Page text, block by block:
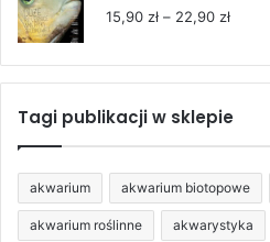
15,90 zł – 22,90 złZakres
od
15,90
Tagi publikacji w sklepie
akwarium akwarium biotopowe
akwarium roślinne akwarystyka